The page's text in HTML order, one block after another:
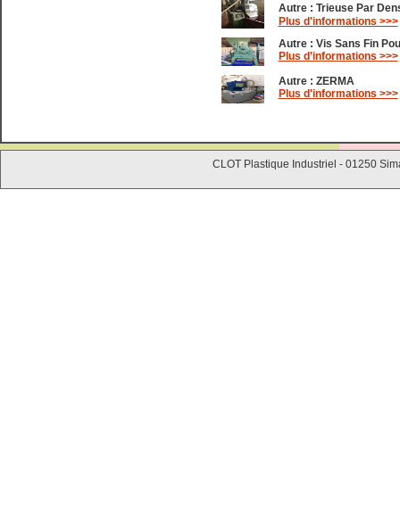
Autre : Trieuse Par
Plus d'informations >>>
Autre : Vis Sans Fin
Plus d'informations >>>
Autre : ZERMA
Plus d'informations >>>
CLOT Plastique Industriel - 01250